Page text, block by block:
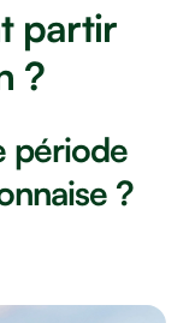
partir
?
période
?